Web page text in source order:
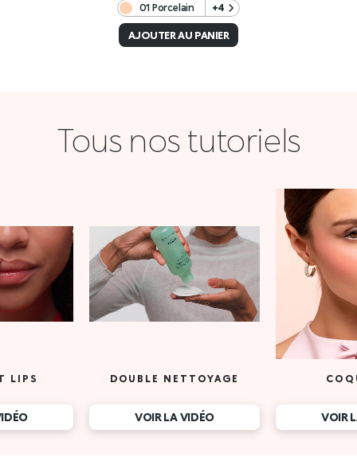
01 Porcelain
+4
AJOUTER AU PANIER
Tous nos tutoriels
LIPS DOUBLE NETTOYAGE
VOIR LA VIDÉO VOIR